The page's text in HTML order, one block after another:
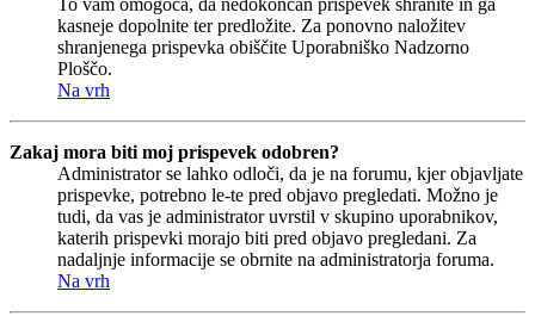
kasneje dopolnite ter predložite. Za ponovno naložitev
shranjenega prispevka obiščite Uporabniško Nadzorno
Ploščo.
Na vrh
Zakaj mora biti moj prispevek odobren?
Administrator se lahko odloči, da je na forumu, kjer objavljate
prispevke, potrebno le-te pred objavo pregledati. Možno je
tudi, da vas je administrator uvrstil v skupino uporabnikov,
katerih prispevki morajo biti pred objavo pregledani. Za
nadaljnje informacije se obrnite na administratorja foruma.
Na vrh